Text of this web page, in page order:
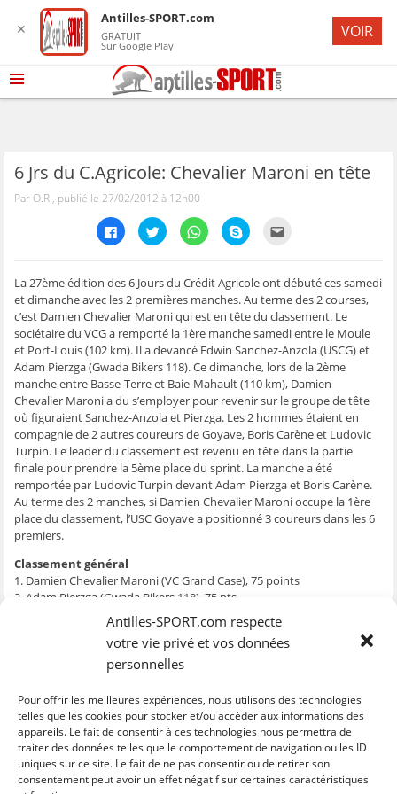
Antilles-SPORT.com respecte
votre vie privé et vos données
personnelles
Pour offrir les meilleures expériences, nous utilisons des technologies
telles que les cookies pour stocker et/ou accéder aux informations des
appareils. Le fait de consentir à ces technologies nous permettra de
traiter des données telles que le comportement de navigation ou les ID
uniques sur ce site. Le fait de ne pas consentir ou de retirer son
consentement peut avoir un effet négatif sur certaines caractéristiques
6 Jrs du C.Agricole: Chevalier Maroni en tête
Par O.R., publié le 27/02/2012 à 12h00
C
l
e
z
p
o
u
r
p
a
r
a
g
e
r
s
u
r
F
a
c
e
b
o
o
u
v
r
e
a
s
n
o
u
v
e
l
l
e
f
e
C
l
e
z
p
o
u
r
p
a
r
t
a
g
e
r
s
u
r
w
i
t
t
e
r
r
e
d
n
u
n
e
u
v
e
l
e
e
n
C
l
e
z
p
o
u
r
p
a
r
t
a
g
e
r
s
u
r
h
a
t
s
A
p
v
r
a
s
u
v
e
l
l
e
f
e
C
l
e
z
p
o
u
r
p
a
r
t
a
g
e
r
s
u
r
S
k
y
p
e
(
o
d
a
u
e
e
l
l
e
f
e
n
ê
t
e
z
p
o
u
r
e
n
v
y
e
r
p
a
r
e
m
a
i
l
à
u
(
o
d
n
e
n
o
u
v
e
l
l
La 27ème édition des 6 Jours du Crédit Agricole ont débuté ces samedi
et dimanche avec les 2 premières manches. Au terme des 2 courses,
c’est Damien Chevalier Maroni qui est en tête du classement. Le
sociétaire du VCG a remporté la 1ère manche samedi entre le Moule
et Port-Louis (102 km). Il a devancé Edwin Sanchez-Anzola (USCG) et
Adam Pierzga (Gwada Bikers 118). Ce dimanche, lors de la 2ème
manche entre Basse-Terre et Baie-Mahault (110 km), Damien
Chevalier Maroni a du s’employer pour revenir sur le groupe de tête
où figuraient Sanchez-Anzola et Pierzga. Les 2 hommes étaient en
compagnie de 2 autres coureurs de Goyave, Boris Carène et Ludovic
Turpin. Le leader du classement est revenu en tête dans la partie
finale pour prendre la 5ème place du sprint. La manche a été
remportée par Ludovic Turpin devant Adam Pierzga et Boris Carène.
Au terme des 2 manches, si Damien Chevalier Maroni occupe la 1ère
place du classement, l’USC Goyave a positionné 3 coureurs dans les 6
premiers.
Classement général
1. Damien Chevalier Maroni (VC Grand Case), 75 points
2. Adam Pierzga (Gwada Bikers 118), 75 pts
3. Ludovic Turpin (USC Goyave), 66 pts
4. Boris Carène (USCG), 53 pts
5. Stéphane La Rochelle (Orange), 41 pts
6. Edwin Sanchez-Anzola (USCG), 40 pts
8. Rigo Raim (USF, Martinique), 30 pts
9. Jorgen Matt (USF), 27 pts
10. William Bondot (VC Sainte-Anne), 26 pts
C
l
C
l
C
l
i
C
l
C
l
✕
Antilles-SPORT.com
GRATUIT
Sur Google Play
VOIR